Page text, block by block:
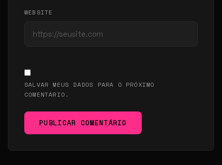
WEBSITE
SALVAR MEUS DADOS PARA O PRÓXIMO
COMENTÁRIO.
PUBLICAR COMENTÁRIO